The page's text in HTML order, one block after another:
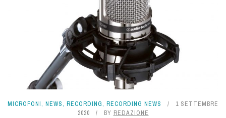
MICROFONI, NEWS, RECORDING, RECORDING NEWS
1 SETTEMBRE
2020
BY REDAZIONE